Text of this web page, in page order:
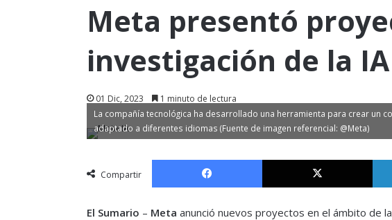
Meta presentó
investigación de la IA
01 Dic, 2023 1 minuto de lectura
La compañía tecnológica ha desarrollado una herramienta para crear un
adaptado a diferentes idiomas (Fuente de imagen referencial: @Meta)
Compartir
Facebook X
El Sumario – Meta anunció nuevos proyectos en el ámbito de la